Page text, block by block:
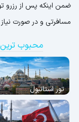
ضمن اینکه پس از رزرو
مسافرتی و در صورت
محبوب ترین
تور استانبول